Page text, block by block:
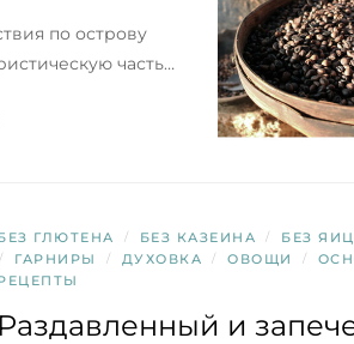
по острову
часть…
ГЛЮТЕНА / БЕЗ КАЗЕИНА / БЕЗ ЯИЦ
/ ГАРНИРЫ / ДУХОВКА / ОВОЩИ /
Раздавленный и